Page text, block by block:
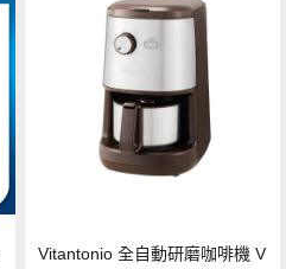
Vitantonio 全自動研磨咖啡機 V